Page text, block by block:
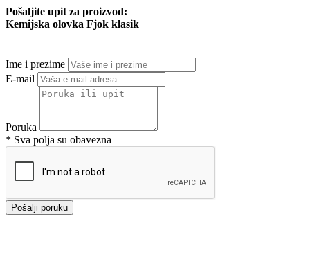
Pošaljite upit za proizvod:
Kemijska olovka Fjok klasik
Ime i prezime
E-mail
Poruka
* Sva polja su obavezna